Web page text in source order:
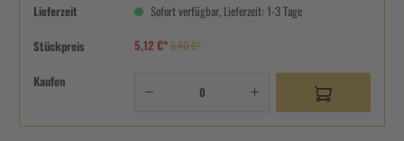
Lieferzeit Sofort verfügbar, Lieferzeit: 1-3 Tage
Stückpreis 5,12 €*6,40 €*
Kaufen